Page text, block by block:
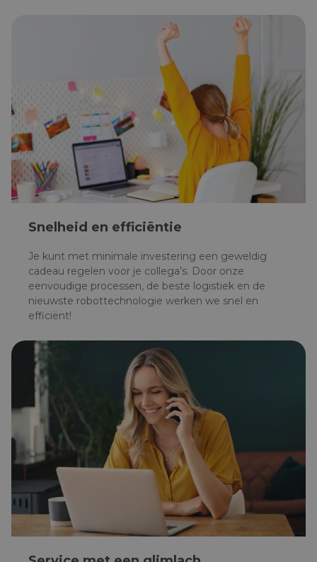
Snelheid en efficiëntie
Je kunt met minimale investering een geweldig
cadeau regelen voor je collega’s. Door onze
eenvoudige processen, de beste logistiek en de
nieuwste robottechnologie werken we snel en
efficiënt!